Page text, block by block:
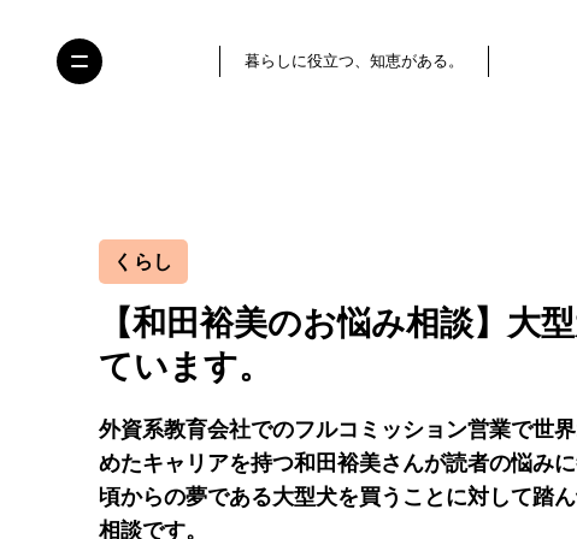
暮らしに役立つ、知恵がある。
くらし
【和田裕美のお悩み相談】大
ています。
外資系教育会社でのフルコミッション営業で世
めたキャリアを持つ和田裕美さんが読者の悩み
頃からの夢である大型犬を買うことに対して踏
相談です。